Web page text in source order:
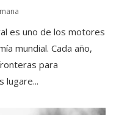
es uno de los motores
mundial. Cada año,
para
lugare...